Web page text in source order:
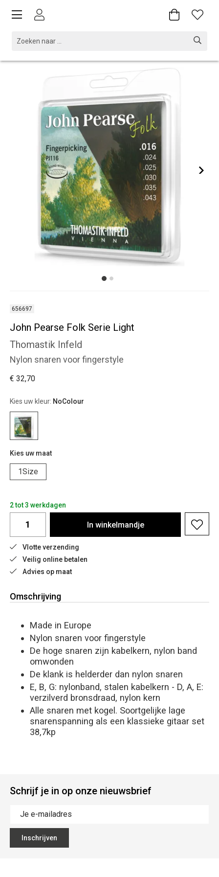
656697
John Pearse Folk Serie Light
Thomastik Infeld
Nylon snaren voor fingerstyle
€ 32,70
Kies uw kleur: NoColour
Kies uw maat
1Size
2 tot 3 werkdagen
In winkelmandje
Vlotte verzending
Veilig online betalen
Advies op maat
Omschrijving
Made in Europe
Nylon snaren voor fingerstyle
De hoge snaren zijn kabelkern, nylon band
omwonden
De klank is helderder dan nylon snaren
E, B, G: nylonband, stalen kabelkern - D, A, E:
verzilverd bronsdraad, nylon kern
Alle snaren met kogel. Soortgelijke lage
snarenspanning als een klassieke gitaar set
38,7kp
Schrijf je in op onze nieuwsbrief
Inschrijven